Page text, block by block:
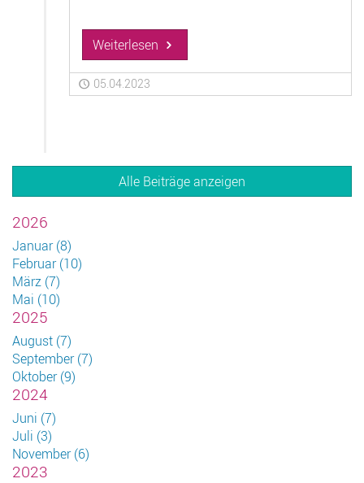
Weiterlesen
05.04.2023
Alle Beiträge anzeigen
2026
Januar (8)
Februar (10)
März (7)
Mai (10)
2025
August (7)
September (7)
Oktober (9)
2024
Juni (7)
Juli (3)
November (6)
2023